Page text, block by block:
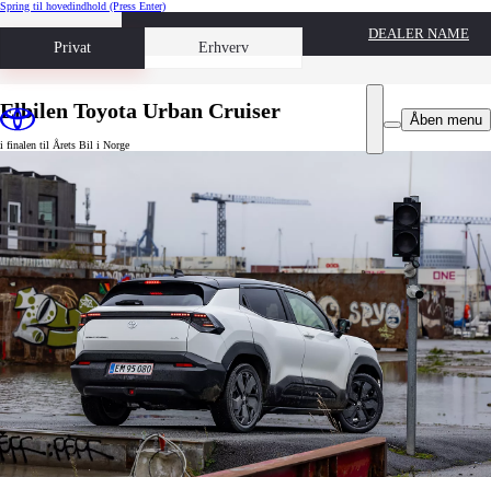
Spring til hovedindhold (Press Enter)
Privat Erhverv
Book prøvetur
DEALER NAME
Åben menu
Elbilen Toyota Urban Cruiser
i finalen til Årets Bil i Norge